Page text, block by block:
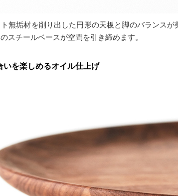
無垢材を削り出した円形の天板と脚のバランス
スチールベースが空間を引き締めます。
いを楽しめるオイル仕上げ